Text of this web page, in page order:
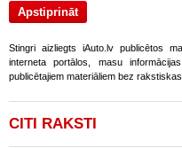
Stingri aizliegts iAuto.lv publicētos
interneta portālos, masu
publicētajiem materiāliem bez
CITI RAKSTI